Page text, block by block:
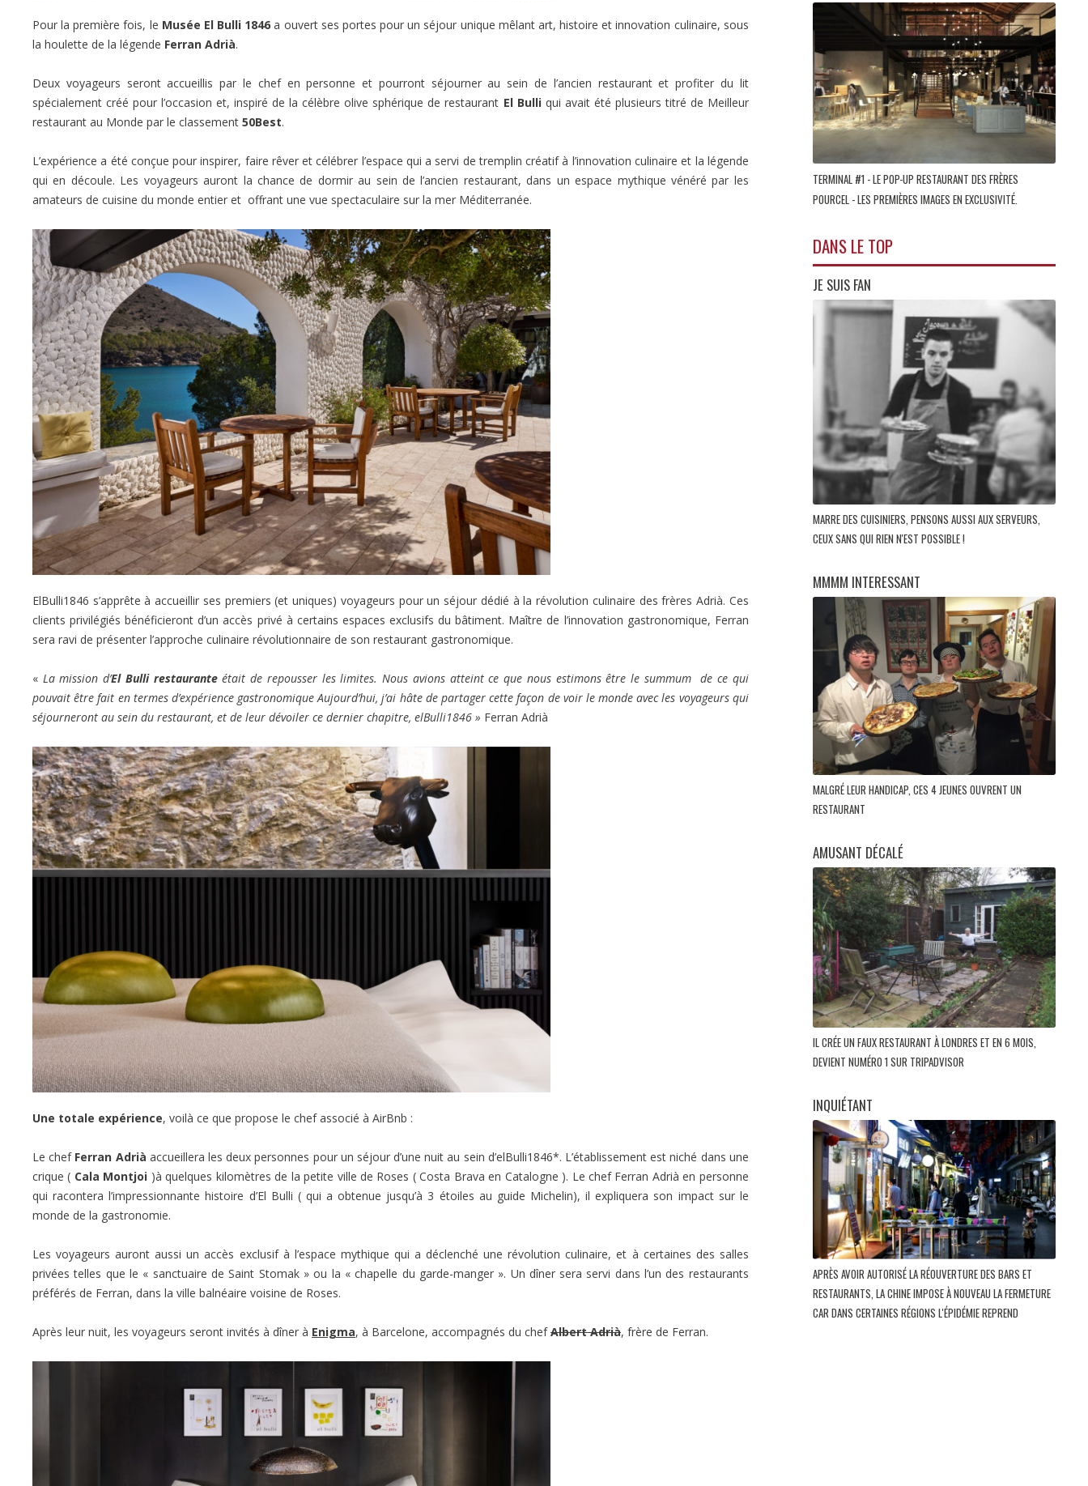
Pour la première fois, le Musée El Bulli 1846 a ouvert ses portes pour un séjour unique mêlant art, histoire et innovation culinaire, sous
la houlette de la légende Ferran Adrià.
Deux voyageurs seront accueillis par le chef en personne et pourront séjourner au sein de l’ancien restaurant et profiter du lit
spécialement créé pour l’occasion et, inspiré de la célèbre olive sphérique de restaurant El Bulliqui avait été plusieurs titré de Meilleur
restaurant au Monde par le classement 50Best.
L’expérience a été conçue pour inspirer, faire rêver et célébrer l’espace qui a servi de tremplin créatif à l’innovation culinaire et la légende
qui en découle. Les voyageurs auront la chance de dormir au sein de l’ancien restaurant, dans un espace mythique vénéré par les
amateurs de cuisine du monde entier et offrant une vue spectaculaire sur la mer Méditerranée.
ElBulli1846 s’apprête à accueillir ses premiers (et uniques) voyageurs pour un séjour dédié à la révolution culinaire des frères Adrià. Ces
clients privilégiés bénéficieront d’un accès privé à certains espaces exclusifs du bâtiment. Maître de l’innovation gastronomique, Ferran
sera ravi de présenter l’approche culinaire révolutionnaire de son restaurant gastronomique.
« La mission d’El Bulli restauranteétait de repousser les limites. Nous avions atteint ce que nous estimons être le summum de ce qui
pouvait être fait en termes d’expérience gastronomique Aujourd’hui, j’ai hâte de partager cette façon de voir le monde avec les voyageurs qui
séjourneront au sein du restaurant, et de leur dévoiler ce dernier chapitre, elBulli1846 » Ferran Adrià
Une totale expérience, voilà ce que propose le chef associé à AirBnb :
Le chef Ferran Adrià accueillera les deux personnes pour un séjour d’une nuit au sein d’elBulli1846*. L’établissement est niché dans une
crique ( Cala Montjoi )à quelques kilomètres de la petite ville de Roses ( Costa Brava en Catalogne ). Le chef Ferran Adrià en personne
qui racontera l’impressionnante histoire d’El Bulli ( qui a obtenue jusqu’à 3 étoiles au guide Michelin), il expliquera son impact sur le
monde de la gastronomie.
Les voyageurs auront aussi un accès exclusif à l’espace mythique qui a déclenché une révolution culinaire, et à certaines des salles
privées telles que le « sanctuaire de Saint Stomak » ou la « chapelle du garde-manger ». Un dîner sera servi dans l’un des restaurants
préférés de Ferran, dans la ville balnéaire voisine de Roses.
Après leur nuit, les voyageurs seront invités à dîner à Enigma, à Barcelone, accompagnés du chefAlbert Adrià, frère de Ferran.
TERMINAL #1 - LE POP-UP RESTAURANT DES FRÈRES
POURCEL - LES PREMIÈRES IMAGES EN EXCLUSIVITÉ.
DANS LE TOP
JE SUIS FAN
MARRE DES CUISINIERS, PENSONS AUSSI AUX SERVEURS,
CEUX SANS QUI RIEN N'EST POSSIBLE !
MMMM INTERESSANT
MALGRÉ LEUR HANDICAP, CES 4 JEUNES OUVRENT UN
RESTAURANT
AMUSANT DÉCALÉ
IL CRÉE UN FAUX RESTAURANT À LONDRES ET EN 6 MOIS,
DEVIENT NUMÉRO 1 SUR TRIPADVISOR
INQUIÉTANT
APRÈS AVOIR AUTORISÉ LA RÉOUVERTURE DES BARS ET
RESTAURANTS, LA CHINE IMPOSE À NOUVEAU LA FERMETURE
CAR DANS CERTAINES RÉGIONS L'ÉPIDÉMIE REPREND